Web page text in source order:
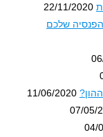
22/11/
שלכם
11/06/2020